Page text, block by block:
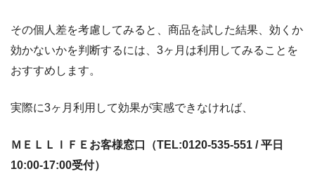
その個人差を考慮してみると、商品を試した結果、効くか
効かないかを判断するには、3ヶ月は利用してみることを
おすすめします。
実際に3ヶ月利用して効果が実感できなければ、
ＭＥＬＬＩＦＥお客様窓口（TEL:0120-535-551 / 平日
10:00-17:00受付）